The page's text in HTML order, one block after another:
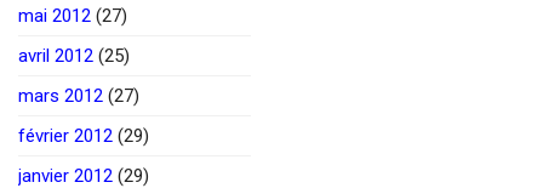
mai 2012 (27)
avril 2012 (25)
mars 2012 (27)
février 2012 (29)
janvier 2012 (29)